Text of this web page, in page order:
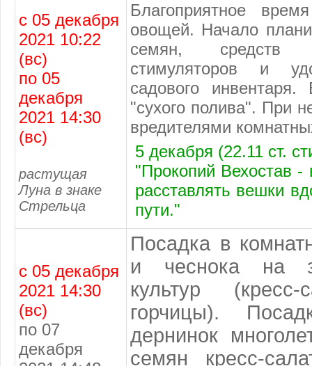
с 05 декабря
2021 10:22
(вс)
по 05
декабря
2021 14:30
(вс)
растущая
Луна в знаке
Стрельца
Благоприятное
овощей. Начало
семян, средств
стимуляторов и
садового
"сухого полива". При
вредителями
5 декабря (22.11 ст.
"Прокопий Вехостав
расставлять вешки
пути."
с 05 декабря
2021 14:30
(вс)
по 07
декабря
Посадка в
и чеснока на
культур (кресс-
горчицы).
дернинок
семян кресс-